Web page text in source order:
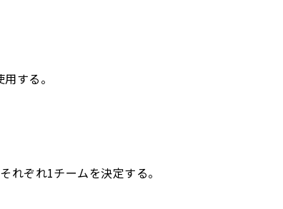
する。
れぞれ1チームを決定する。